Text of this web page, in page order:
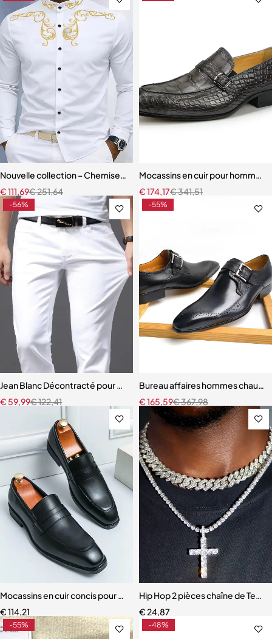
Nouvelle collection – Chemise homme élégante à col mandarin et
€251,64
€111,69
Mocassins en cuir pour hommes
€341,51
€174,17
-56%
Jean Blanc Décontracté pour Homme
€122,41
€ 59,99
-55%
Bureau affaires hommes
€367,98
€165,59
Mocassins en cuir concis pour hommes
€114,21
Hip Hop 2 pièces chaîne de
€24,87
-55% -48%